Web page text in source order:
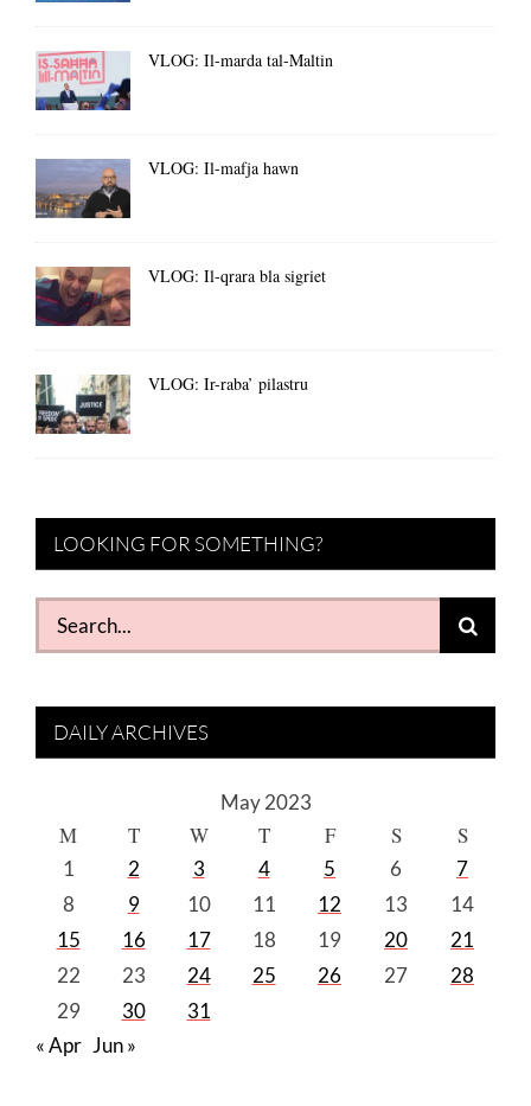
VLOG: Il-marda tal-Maltin
VLOG: Il-mafja hawn
VLOG: Il-qrara bla sigriet
VLOG: Ir-raba’ pilastru
LOOKING FOR SOMETHING?
Search
for:
DAILY ARCHIVES
May 2023
M T W T F S S
1 2 3 4 5 6
7
8
9 10 11 12 13
14
15
16 17 18 19 20
21
22
23 24 25 26 27
28
29
30
31
« Apr Jun »